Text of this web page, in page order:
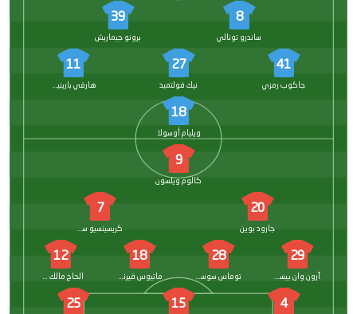
8
ساندرو تونالي
39
برونو جيماريش
41
جاكوب رمزي
27
نيك فولتميد
11
هارفي بارينيس
18
ويليام أوسولا
9
كالوم ويلسون
20
جارود بوين
7
كريسينسيو سامرفيل
29
آرون وان بيساكا
28
توماس سوستشيك
18
ماتيوس فيرنانديز
12
الحاج مالك ضيوف
4
15
25